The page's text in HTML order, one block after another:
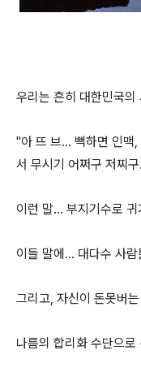
우리는 흔히 대한민국
"아 뜨 브... 뻑하면 인맥
서 무시기 어쩌구 저찌
이런 말... 부지기수로
이들 말에... 대다수 사
그리고, 자신이 돈못버
나름의 합리화 수단으